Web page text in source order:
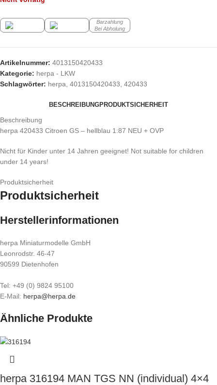
Barzahlung
Bei Abholung
Artikelnummer: 4013150420433
Kategorie: herpa - LKW
Schlagwörter: herpa, 4013150420433, 420433
BESCHREIBUNGPRODUKTSICHERHEIT
Beschreibung
herpa 420433 Citroen GS – hellblau 1:87 NEU + OVP
Nicht für Kinder unter 14 Jahren geeignet! Not suitable for children
under 14 years!
Produktsicherheit
Produktsicherheit
Herstellerinformationen
herpa Miniaturmodelle GmbH
Leonrodstr. 46-47
90599 Dietenhofen
Tel: +49 (0) 9824 95100
E-Mail: herpa@herpa.de
Ähnliche Produkte
herpa 316194 MAN TGS NN (individual) 4×4